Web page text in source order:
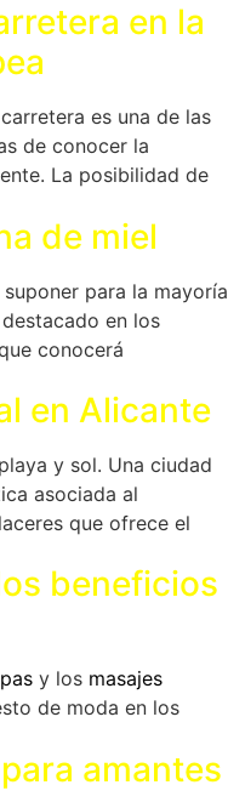
en la
es una de las
de conocer la
La posibilidad de
de miel
para la mayoría
en los
conocerá
en Alicante
y sol. Una ciudad
asociada al
que ofrece el
beneficios
y los masajes
de moda en los
amantes